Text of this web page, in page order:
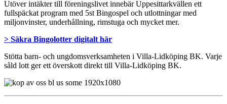
Utöver intäkter till föreningslivet innebär Uppesittarkvällen ett
fullspäckat program med 5st Bingospel och utlottningar med
miljonvinster, underhållning, rimstuga och mycket mer.
> Säkra Bingolotter digitalt här
Stötta barn- och ungdomsverksamheten i Villa-Lidköping BK. Varje
såld lott ger ett överskott direkt till Villa-Lidköping BK.